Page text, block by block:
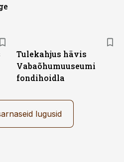
Tulekahjus hävis
Vabaõhumuuseumi
fondihoidla
lugusid